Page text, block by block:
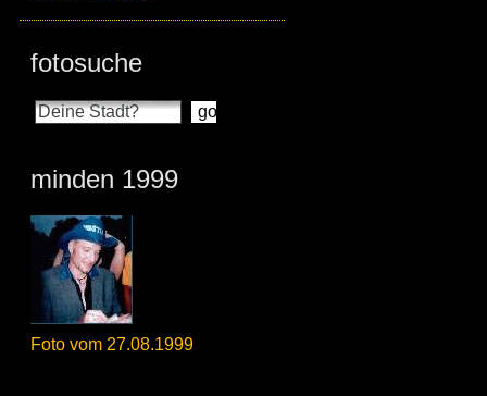
fotosuche
minden 1999
Foto vom 27.08.1999